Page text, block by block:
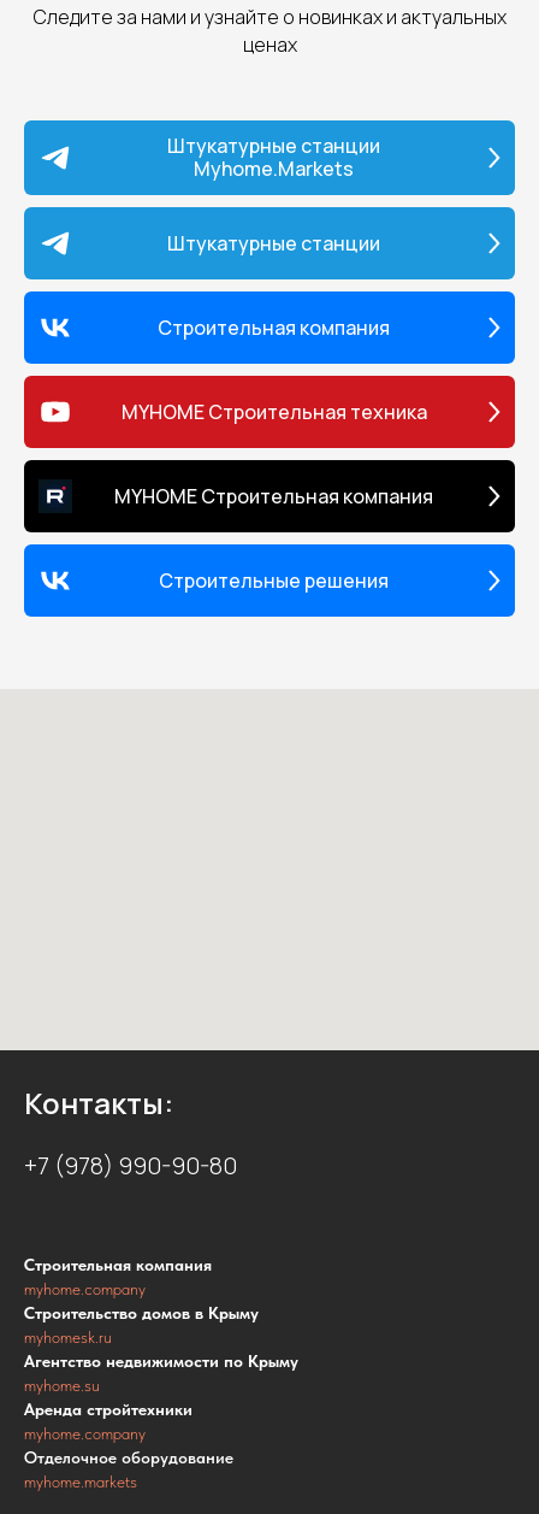
Следите за нами и узнайте о новинках и актуальных
ценах
Штукатурные станции
Myhome.Markets
Штукатурные станции
Строительная компания
MYHOME Строительная техника
MYHOME Строительная компания
Строительные решения
Контакты:
+7 (978) 990-90-80
Строительная компания
myhome.company
Строительство домов в Крыму
myhomesk.ru
Агентство недвижимости по Крыму
myhome.su
Аренда стройтехники
myhome.company
Отделочное оборудование
myhome.markets